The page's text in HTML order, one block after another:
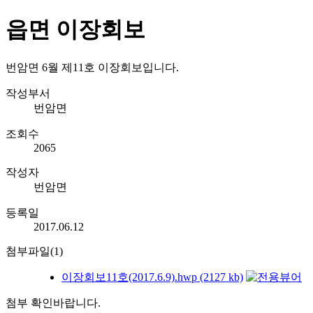
읍면 이장회보
번암면 6월 제11호 이장회보입니다.
작성부서
번암면
조회수
2065
작성자
번암면
등록일
2017.06.12
첨부파일(1)
이장회보11호(2017.6.9).hwp (2127 kb)
첨부 확인바랍니다.